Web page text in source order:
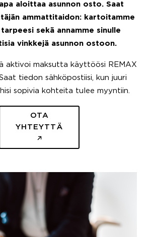
aloittaa asunnon osto. Saat
ammattitaidon: kartoitamme
sekä annamme sinulle
vinkkejä asunnon ostoon.
aktivoi maksutta käyttöösi REMAX
tiedon sähköpostiisi, kun juuri
sopivia kohteita tulee myyntiin.
OTA
YHTEYTTÄ